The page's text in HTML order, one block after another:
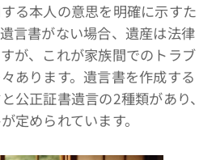
る本人の意思を明確に示すた
言書がない場合、遺産は法律
が、これが家族間でのトラブ
あります。遺言書を作成する
公正証書遺言の2種類があり、
定められています。